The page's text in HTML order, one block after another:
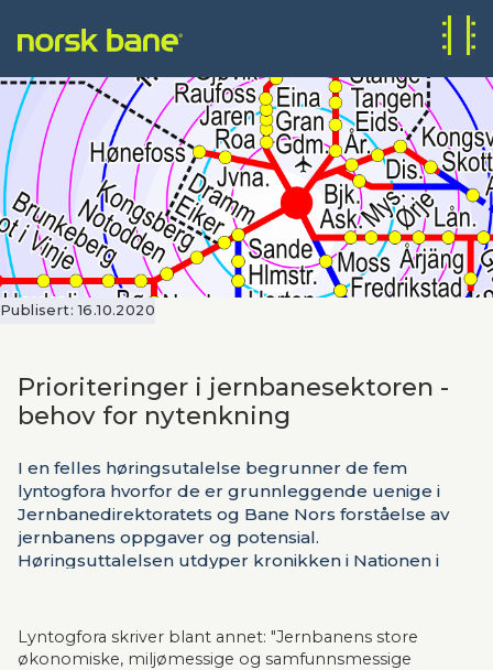
Publisert: 16.10.2020
Prioriteringer i jernbanesektoren -
behov for nytenkning
I en felles høringsutalelse begrunner de fem
lyntogfora hvorfor de er grunnleggende uenige i
Jernbanedirektoratets og Bane Nors forståelse av
jernbanens oppgaver og potensial.
Høringsuttalelsen utdyper kronikken i Nationen i
Lyntogfora skriver blant annet: "Jernbanens store
økonomiske, miljømessige og samfunnsmessige